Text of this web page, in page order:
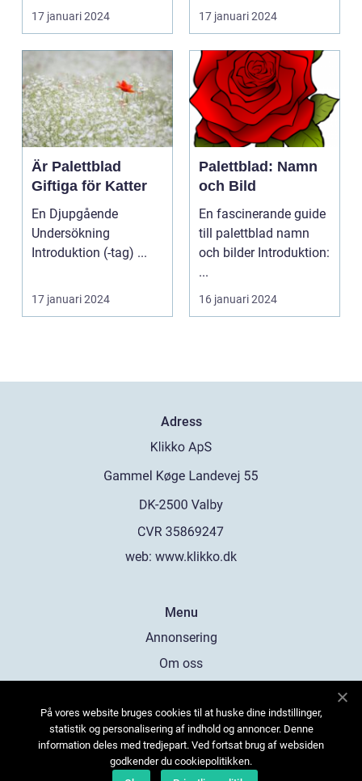
17 januari 2024
utseende och
färgsprakan...
17 januari 2024
Är Palettblad
Giftiga för Katter
En Djupgående
Undersökning
Introduktion (-tag) ...
17 januari 2024
Palettblad: Namn
och Bild
En fascinerande guide
till palettblad namn
och bilder Introduktion:
...
16 januari 2024
Adress
web: www.klikko.dk
Menu
Annonsering
Om oss
Kontakta oss
Sitemap
På vores website bruges cookies til at huske dine indstillinger,
statistik og personalisering af indhold og annoncer. Denne
information deles med tredjepart. Ved fortsat brug af websiden
godkender du cookiepolitikken.